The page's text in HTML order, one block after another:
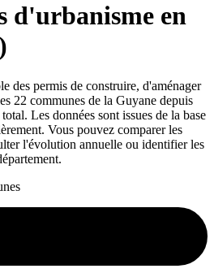
d'urbanisme en
des permis de construire, d'aménager
22 communes de la Guyane depuis
Les données sont issues de la base
Vous pouvez comparer les
l'évolution annuelle ou identifier les